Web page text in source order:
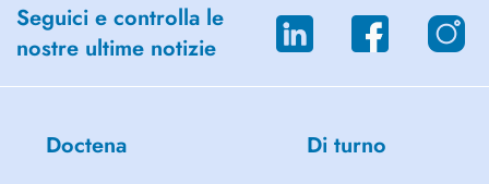
Seguici e controlla le
nostre ultime notizie
Doctena Di turno